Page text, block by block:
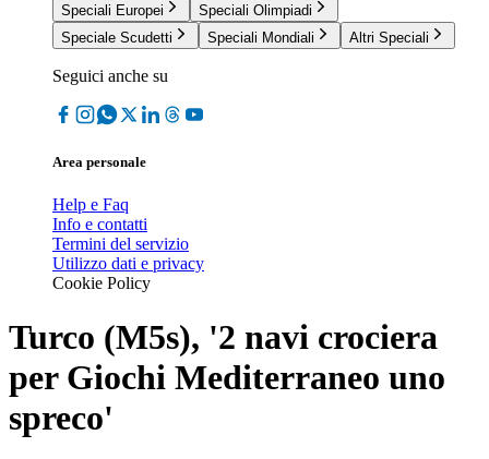
Speciali Europei
Speciali Olimpiadi
Speciale Scudetti
Speciali Mondiali Altri Speciali
Seguici anche su
Area personale
Help e Faq
Info e contatti
Termini del servizio
Utilizzo dati e privacy
Cookie Policy
Turco (M5s), '2 navi crociera
per Giochi Mediterraneo uno
spreco'